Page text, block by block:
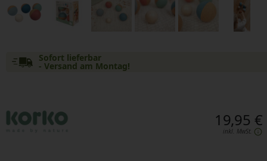
Sofort lieferbar
- Versand am Montag!
19,95 €
inkl. MwSt.